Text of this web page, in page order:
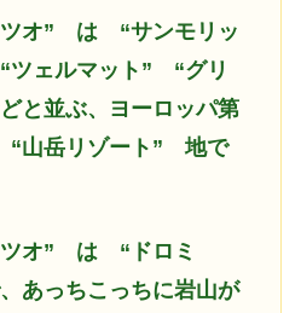
ツオ” は “サンモリッ
ェルマット” “グリ
と並ぶ、ヨーロッパ第
“山岳リゾート” 地で
ツオ” は “ドロミ
あっちこっちに岩山が